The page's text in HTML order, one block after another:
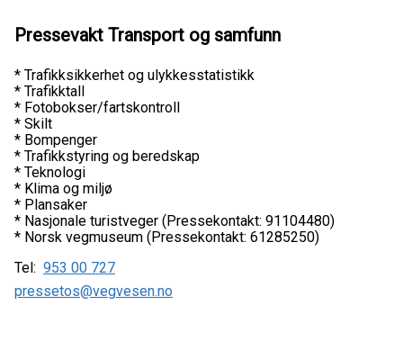
Pressevakt Transport og samfunn
* Trafikksikkerhet og ulykkesstatistikk
* Trafikktall
* Fotobokser/fartskontroll
* Skilt
* Bompenger
* Trafikkstyring og beredskap
* Teknologi
* Klima og miljø
* Plansaker
* Nasjonale turistveger (Pressekontakt: 91104480)
* Norsk vegmuseum (Pressekontakt: 61285250)
Tel: 953 00 727
pressetos@vegvesen.no